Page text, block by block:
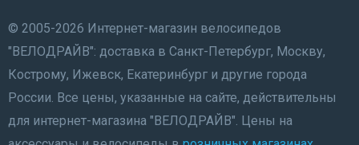
© 2005-2026 Интернет-магазин велосипедов
"ВЕЛОДРАЙВ": доставка в Санкт-Петербург, Москву,
Кострому, Ижевск, Екатеринбург и другие города
России. Все цены, указанные на сайте, действительны
для интернет-магазина "ВЕЛОДРАЙВ". Цены на